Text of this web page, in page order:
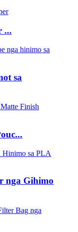
...
sa
nga Gihimo